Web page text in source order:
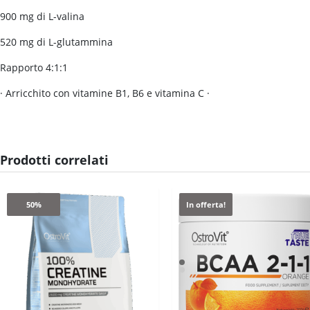
900 mg di L-valina
520 mg di L-glutammina
Rapporto 4:1:1
· Arricchito con vitamine B1, B6 e vitamina C ·
Prodotti correlati
50% In offerta!